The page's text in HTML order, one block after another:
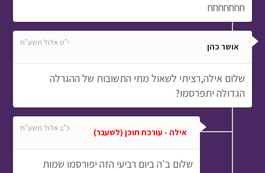
חחחחחחח
אושר כהן י"ט אלול תשע"ח
שלום אילה,רציתי לשאול מתי התשובות של ההגרלה
הגדולה יתפרסמו?
אילה - עורכת תוכן (לשעבר) כ"ב אלול תשע"ח
שלום ב'ה ביום רביעי הזה יפורסמו שמות